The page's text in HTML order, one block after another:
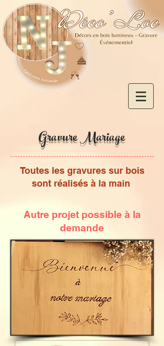
Gravure Mariage
Toutes les gravures sur bois
sont réalisés à la main.
Autre projet possible à la
demande